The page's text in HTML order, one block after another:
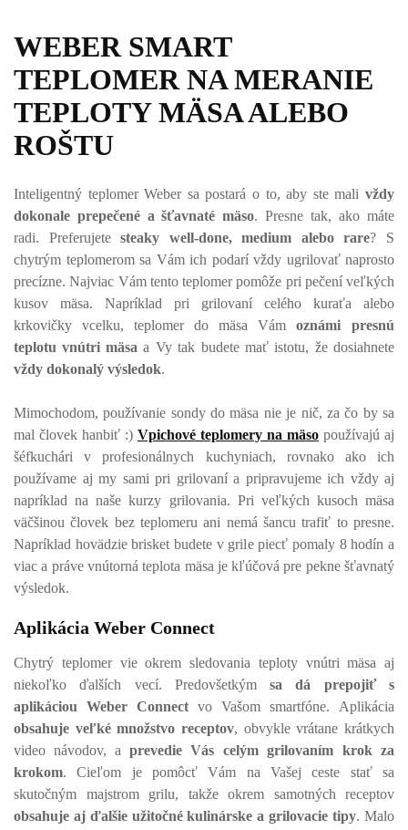
WEBER SMART
TEPLOMER NA MERANIE
TEPLOTY MÄSA ALEBO
ROŠTU
Inteligentný teplomer Weber sa postará o to, aby ste mali vždy
dokonale prepečené a šťavnaté mäso. Presne tak, ako máte
radi. Preferujete steaky well-done, medium alebo rare? S
chytrým teplomerom sa Vám ich podarí vždy ugrilovať naprosto
precízne. Najviac Vám tento teplomer pomôže pri pečení veľkých
kusov mäsa. Napríklad pri grilovaní celého kuraťa alebo
krkovičky vcelku, teplomer do mäsa Vám oznámi presnú
teplotu vnútri mäsa a Vy tak budete mať istotu, že dosiahnete
vždy dokonalý výsledok.
Mimochodom, používanie sondy do mäsa nie je nič, za čo by sa
mal človek hanbiť :) Vpichové teplomery na mäso používajú aj
šéfkuchári v profesionálnych kuchyniach, rovnako ako ich
používame aj my sami pri grilovaní a pripravujeme ich vždy aj
napríklad na naše kurzy grilovania. Pri veľkých kusoch mäsa
väčšinou človek bez teplomeru ani nemá šancu trafiť to presne.
Napríklad hovädzie brisket budete v grile piecť pomaly 8 hodín a
viac a práve vnútorná teplota mäsa je kľúčová pre pekne šťavnatý
výsledok.
Aplikácia Weber Connect
Chytrý teplomer vie okrem sledovania teploty vnútri mäsa aj
niekoľko ďalších vecí. Predovšetkým sa dá prepojiť s
aplikáciou Weber Connect vo Vašom smartfóne. Aplikácia
obsahuje veľké množstvo receptov, obvykle vrátane krátkych
video návodov, a prevedie Vás celým grilovaním krok za
krokom. Cieľom je pomôcť Vám na Vašej ceste stať sa
skutočným majstrom grilu, takže okrem samotných receptov
obsahuje aj ďalšie užitočné kulinárske a grilovacie tipy. Malo